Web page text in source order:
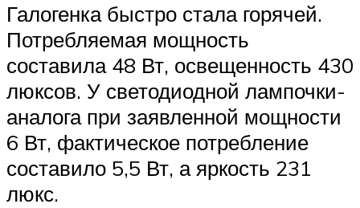
Галогенка быстро стала горячей.
Потребляемая мощность
составила 48 Вт, освещенность 430
люксов. У светодиодной лампочки-
аналога при заявленной мощности
6 Вт, фактическое потребление
составило 5,5 Вт, а яркость 231
люкс.